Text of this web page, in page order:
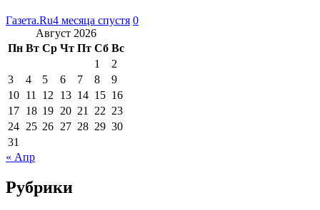
Газета.Ru4 месяца спустя 0
Август 2026
Пн Вт Ср Чт Пт Сб Вс
1
2
3
4 5 6 7 8
9
10 11 12 13 14 15 16
17 18 19 20 21 22 23
24 25 26 27 28 29 30
31
« Апр
Рубрики